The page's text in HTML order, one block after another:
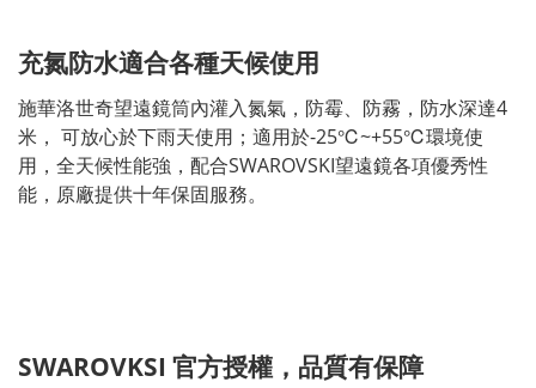
充氮防水適合各種天候使用
施華洛世奇望遠鏡筒內灌入氮氣，防霉、防霧，防水深達4
米， 可放心於下雨天使用；適用於-25℃~+55℃環境使
用，全天候性能強，配合SWAROVSKI望遠鏡各項優秀性
能，原廠提供十年保固服務。
SWAROVKSI 官方授權，品質有保障